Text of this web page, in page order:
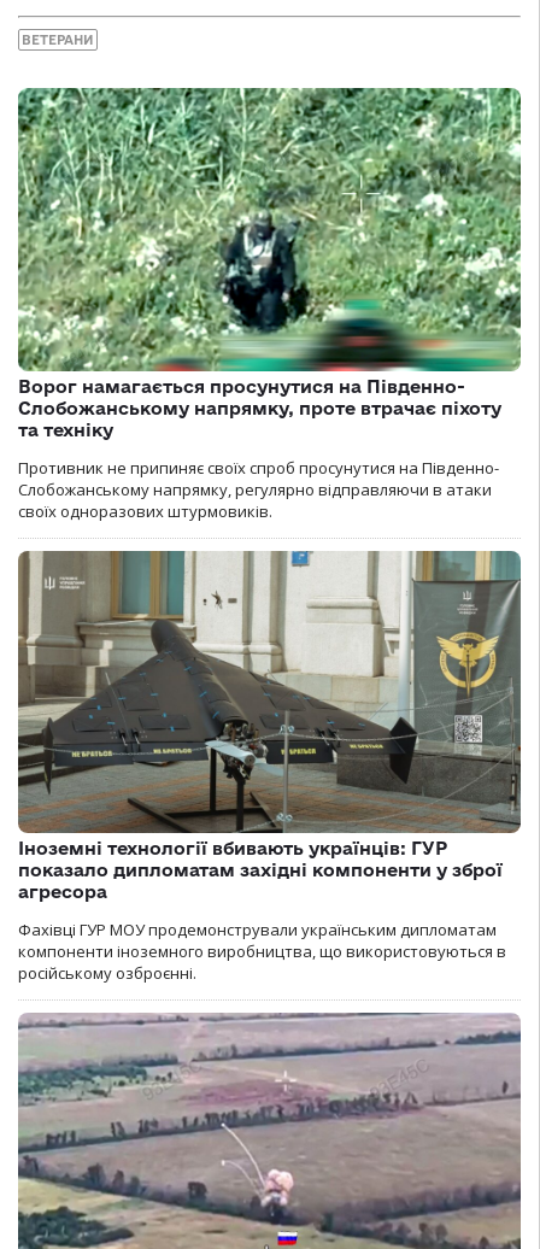
ВЕТЕРАНИ
Ворог намагається просунутися на Південно-
Слобожанському напрямку, проте втрачає піхоту
та техніку
Противник не припиняє своїх спроб просунутися на Південно-
Слобожанському напрямку, регулярно відправляючи в атаки
своїх одноразових штурмовиків.
Іноземні технології вбивають українців: ГУР
показало дипломатам західні компоненти у зброї
агресора
Фахівці ГУР МОУ продемонстрували українським дипломатам
компоненти іноземного виробництва, що використовуються в
російському озброєнні.